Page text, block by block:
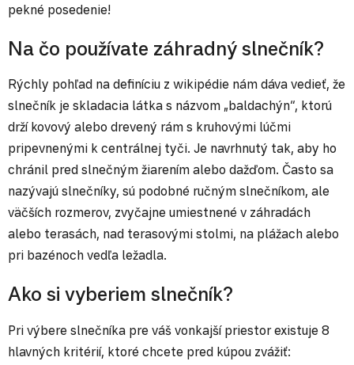
pekné posedenie!
Na čo používate záhradný slnečník?
Rýchly pohľad na definíciu z wikipédie nám dáva vedieť, že
slnečník je skladacia látka s názvom „baldachýn“, ktorú
drží kovový alebo drevený rám s kruhovými lúčmi
pripevnenými k centrálnej tyči. Je navrhnutý tak, aby ho
chránil pred slnečným žiarením alebo dažďom. Často sa
nazývajú slnečníky, sú podobné ručným slnečníkom, ale
väčších rozmerov, zvyčajne umiestnené v záhradách
alebo terasách, nad terasovými stolmi, na plážach alebo
pri bazénoch vedľa ležadla.
Ako si vyberiem slnečník?
Pri výbere slnečníka pre váš vonkajší priestor existuje 8
hlavných kritérií, ktoré chcete pred kúpou zvážiť: